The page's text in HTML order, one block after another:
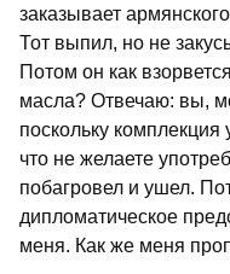
заказывает
Тот выпил, но не
Потом он как
масла? Отвечаю: вы,
поскольку
что не желаете
побагровел и ушел.
дипломатическое
меня. Как же меня